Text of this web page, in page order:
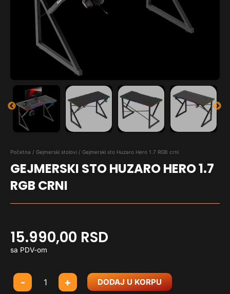
Početna / Gejmerski stolovi / Gejmerski sto Huzaro Hero 1.7 RGB crni
GEJMERSKI STO HUZARO HERO 1.7
RGB CRNI
15.990,00 RSD
sa PDV-om
-
Gejmerski
sto
+ DODAJ U KORPU